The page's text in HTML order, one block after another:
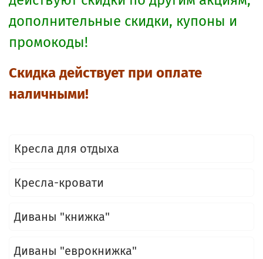
дополнительные скидки, купоны и
промокоды!
Скидка действует при оплате
наличными!
Кресла для отдыха
Кресла-кровати
Диваны "книжка"
Диваны "еврокнижка"